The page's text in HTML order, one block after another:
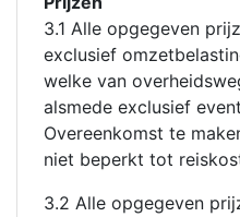
3.1 Alle opgegeven
exclusief
welke van
alsmede exclusief
Overeenkomst te
niet beperkt tot
3.2 Alle opgegeven